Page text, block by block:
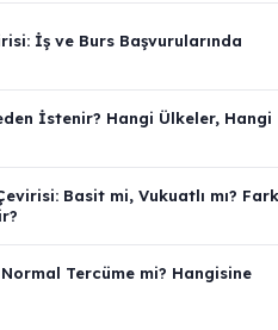
İş ve Burs Başvurularında
İstenir? Hangi Ülkeler, Hangi
Basit mi, Vukuatlı mı? Fark
Tercüme mi? Hangisine